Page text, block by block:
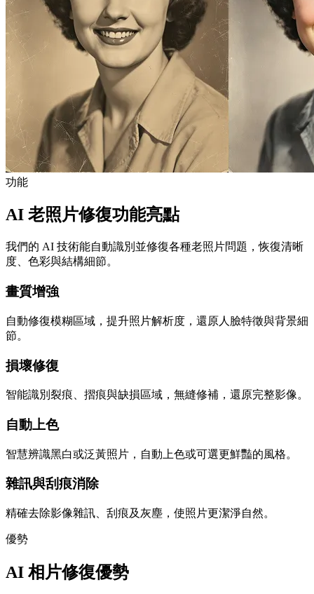
功能
AI 老照片修復功能亮點
我們的 AI 技術能自動識別並修復各種老照片問題，恢復清晰
度、色彩與結構細節。
畫質增強
自動修復模糊區域，提升照片解析度，還原人臉特徵與背景細
節。
損壞修復
智能識別裂痕、摺痕與缺損區域，無縫修補，還原完整影像。
自動上色
智慧辨識黑白或泛黃照片，自動上色或可選更鮮豔的風格。
雜訊與刮痕消除
精確去除影像雜訊、刮痕及灰塵，使照片更潔淨自然。
優勢
AI 相片修復優勢